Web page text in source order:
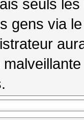
seuls
gens via